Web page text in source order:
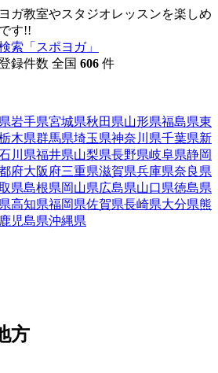
ガ教室やスタジオレッスンを楽しめ
す!!
全国 606 件
岩手県宮城県秋田県山形県福島県東
木県群馬県埼玉県神奈川県千葉県新
川県福井県山梨県長野県岐阜県静岡
府大阪府三重県滋賀県兵庫県奈良県
県島根県岡山県広島県山口県徳島県
高知県福岡県佐賀県長崎県大分県熊
鹿児島県沖縄県
方